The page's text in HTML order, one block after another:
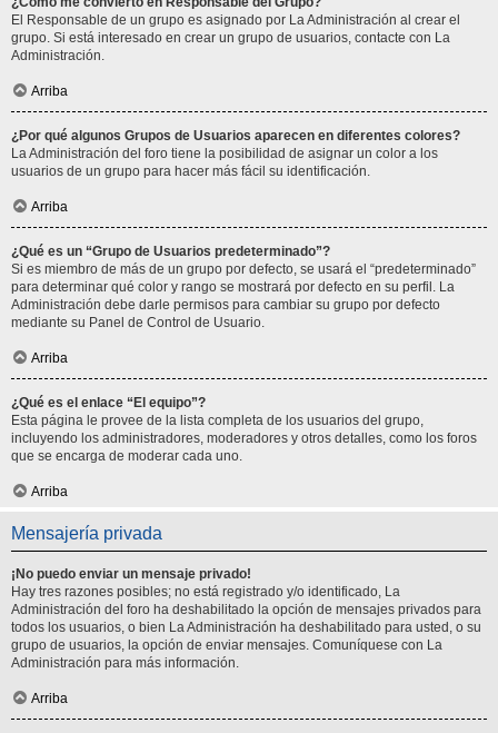
El Responsable de un grupo es asignado por La Administración al crear el
grupo. Si está interesado en crear un grupo de usuarios, contacte con La
Administración.
Arriba
¿Por qué algunos Grupos de Usuarios aparecen en diferentes colores?
La Administración del foro tiene la posibilidad de asignar un color a los
usuarios de un grupo para hacer más fácil su identificación.
Arriba
¿Qué es un “Grupo de Usuarios predeterminado”?
Si es miembro de más de un grupo por defecto, se usará el “predeterminado”
para determinar qué color y rango se mostrará por defecto en su perfil. La
Administración debe darle permisos para cambiar su grupo por defecto
mediante su Panel de Control de Usuario.
Arriba
¿Qué es el enlace “El equipo”?
Esta página le provee de la lista completa de los usuarios del grupo,
incluyendo los administradores, moderadores y otros detalles, como los foros
que se encarga de moderar cada uno.
Arriba
Mensajería privada
¡No puedo enviar un mensaje privado!
Hay tres razones posibles; no está registrado y/o identificado, La
Administración del foro ha deshabilitado la opción de mensajes privados para
todos los usuarios, o bien La Administración ha deshabilitado para usted, o su
grupo de usuarios, la opción de enviar mensajes. Comuníquese con La
Administración para más información.
Arriba